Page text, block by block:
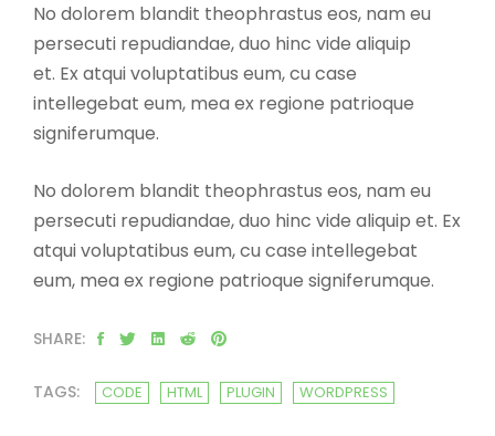
No dolorem blandit theophrastus eos, nam eu
persecuti repudiandae, duo hinc vide aliquip
et. Ex atqui voluptatibus eum, cu case
intellegebat eum, mea ex regione patrioque
signiferumque.
No dolorem blandit theophrastus eos, nam eu
persecuti repudiandae, duo hinc vide aliquip et. Ex
atqui voluptatibus eum, cu case intellegebat
eum, mea ex regione patrioque signiferumque.
SHARE:
TAGS: CODE HTML PLUGIN WORDPRESS